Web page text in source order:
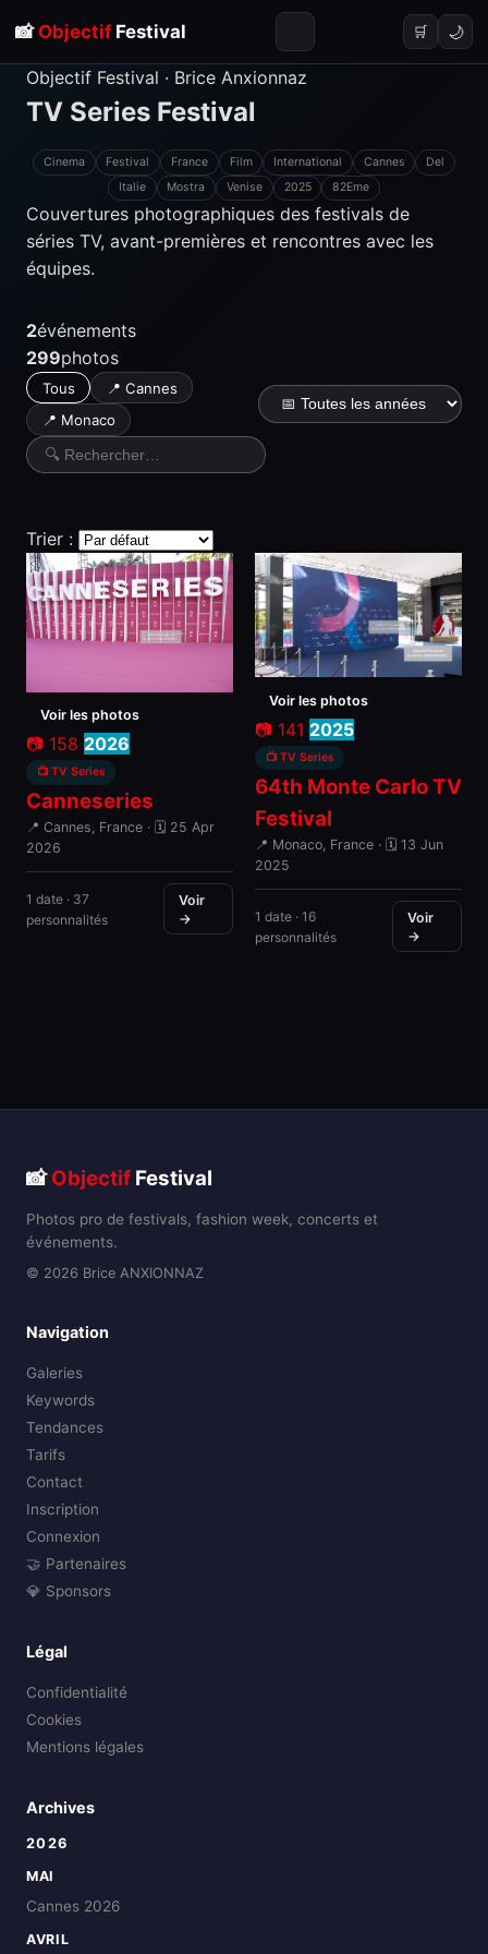
📸 ObjectifFestival 🛒 🌙
Objectif Festival · Brice Anxionnaz
TV Series Festival
Cinema Festival France Film International Cannes
Del
Italie
Mostra Venise 2025 82Eme
Couvertures photographiques des festivals de
séries TV, avant-premières et rencontres avec les
équipes.
2événements
299photos
Tous
📍 Cannes
📍 Monaco
Trier :
Voir les photos
📷 158 2026
📺 TV Series
Canneseries
📍 Cannes, France · 🗓 25 Apr
2026
1 date · 37
personnalités
Voir
→
Voir les photos
📷 141 2025
📺 TV Series
64th Monte Carlo TV
Festival
📍 Monaco, France · 🗓 13 Jun
2025
1 date · 16
personnalités
Voir
→
📸Objectif Festival
Photos pro de festivals, fashion week, concerts et
événements.
© 2026 Brice ANXIONNAZ
Navigation
Galeries
Keywords
Tendances
Tarifs
Contact
Inscription
Connexion
🤝 Partenaires
💎 Sponsors
Légal
Confidentialité
Cookies
Mentions légales
Archives
2026
MAI
Cannes 2026
AVRIL